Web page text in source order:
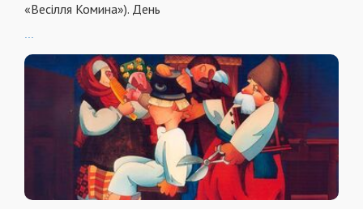
«Весілля Комина»). День